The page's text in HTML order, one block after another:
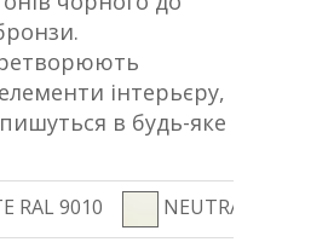
інтерьєру,
в будь-яке
RAL 9010 NEUTRAL